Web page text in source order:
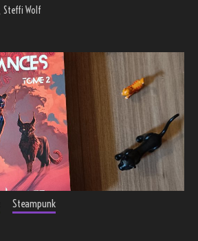
Steffi Wolf
Steampunk